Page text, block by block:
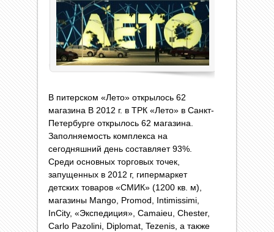
В питерском «Лето» открылось 62
магазина В 2012 г. в ТРК «Лето» в Санкт-
Петербурге открылось 62 магазина.
Заполняемость комплекса на
сегодняшний день составляет 93%.
Среди основных торговых точек,
запущенных в 2012 г, гипермаркет
детских товаров «СМИК» (1200 кв. м),
магазины Mango, Promod, Intimissimi,
InCity, «Экспедиция», Camaieu, Chester,
Carlo Pazolini, Diplomat, Tezenis, а также